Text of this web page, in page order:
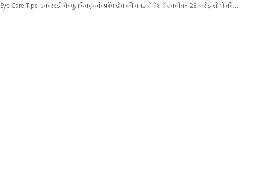
Eye Care Tips: एक स्टडी के मुताबिक, वर्क फ्रॉम होम की वजह से देश में तकरीबन 28 करोड़ लोगों की…